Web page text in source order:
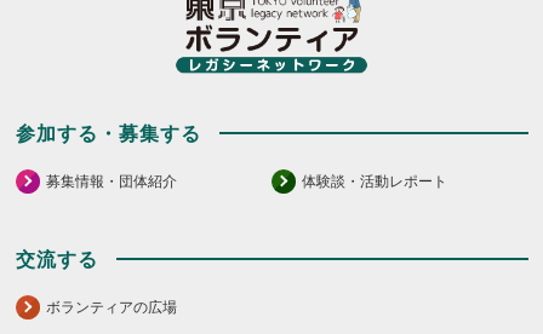
参加する・募集する
募集情報・団体紹介 体験談・活動レポート
交流する
ボランティアの広場